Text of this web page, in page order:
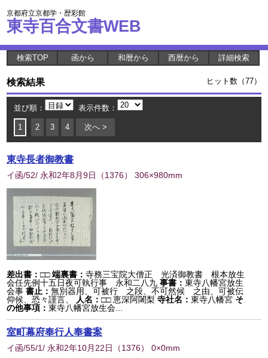
京都府立京都学・歴彩館
東寺百合文書WEB
検索TOP 函から 和暦から 西暦から 詳細検索
検索結果 ヒット数（77）
並び順： 表示件数：
1 2 3 4 次へ >
東寺長者御教書
イ函/52/ 永和2年8月9日 （1376） 306×980mm
差出書：□□ 端裏書：寺務三宝院大僧正 光済御教書 根本放生
会任先例十五日夜可執行事 永和二八九 事書：東寺八幡宮放生
会事 書止：無別器用、可被行 之段、不可然候 之由、可被伝
仰候、恐々謹言、
人名：□□ 恵深阿闍梨 寺社名：東寺八幡宮 そ
の他事項：東寺八幡宮放生会...
室町幕府奉行人奉書案
イ函/55/1/ 永和2年10月22日 （1376） 0×0mm